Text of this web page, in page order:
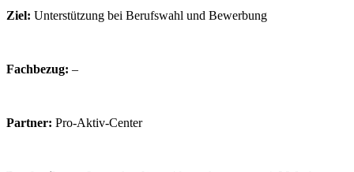
Ziel: Unterstützung bei Berufswahl und Bewerbung
Fachbezug: –
Partner: Pro-Aktiv-Center